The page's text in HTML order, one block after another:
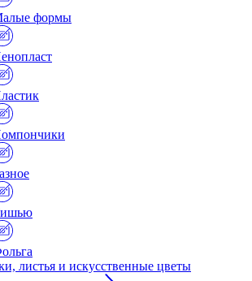
формы
листья и искусственные цветы